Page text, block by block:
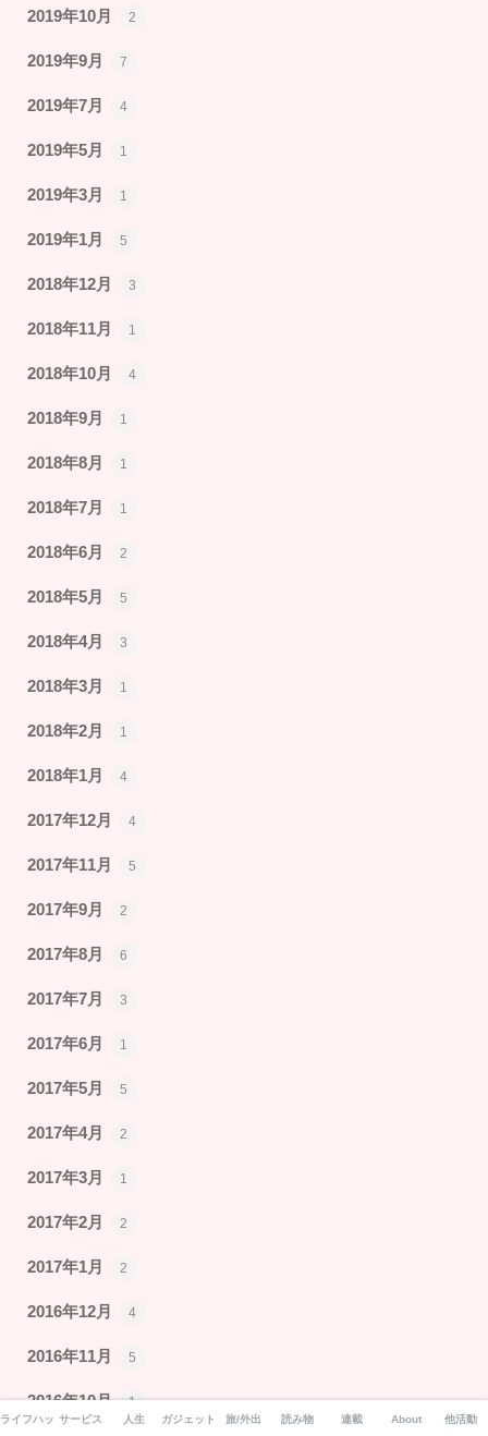
2019年10月 2
2019年9月 7
2019年7月 4
2019年5月 1
2019年3月 1
2019年1月 5
2018年12月 3
2018年11月 1
2018年10月 4
2018年9月 1
2018年8月 1
2018年7月 1
2018年6月 2
2018年5月 5
2018年4月 3
2018年3月 1
2018年2月 1
2018年1月 4
2017年12月 4
2017年11月 5
2017年9月 2
2017年8月 6
2017年7月 3
2017年6月 1
2017年5月 5
2017年4月 2
2017年3月 1
2017年2月 2
2017年1月 2
2016年12月 4
2016年11月 5
2016年10月 1
ライフハックサービス 人生 ガジェット 旅/外出 読み物 連載 About 他活動